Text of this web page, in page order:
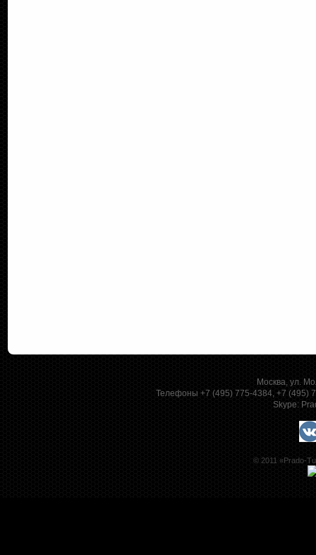
Москва, ул.
Телефоны +7 (495) 775-4384, +7 (495)
Skype:
© 2011 «Prado-